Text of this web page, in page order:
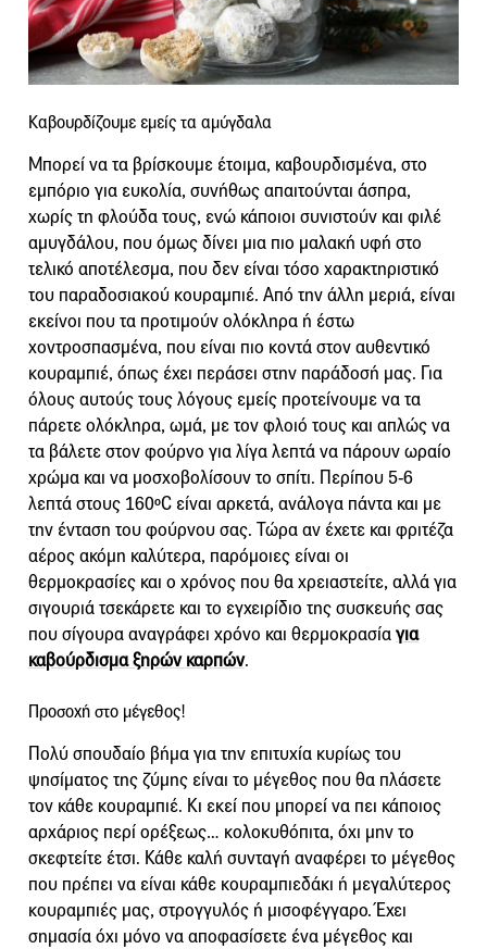
Καβουρδίζουμε εμείς τα αμύγδαλα
Μπορεί να τα βρίσκουμε έτοιμα, καβουρδισμένα, στο
εμπόριο για ευκολία, συνήθως απαιτούνται άσπρα,
χωρίς τη φλούδα τους, ενώ κάποιοι συνιστούν και φιλέ
αμυγδάλου, που όμως δίνει μια πιο μαλακή υφή στο
τελικό αποτέλεσμα, που δεν είναι τόσο χαρακτηριστικό
του παραδοσιακού κουραμπιέ. Από την άλλη μεριά, είναι
εκείνοι που τα προτιμούν ολόκληρα ή έστω
χοντροσπασμένα, που είναι πιο κοντά στον αυθεντικό
κουραμπιέ, όπως έχει περάσει στην παράδοσή μας. Για
όλους αυτούς τους λόγους εμείς προτείνουμε να τα
πάρετε ολόκληρα, ωμά, με τον φλοιό τους και απλώς να
τα βάλετε στον φούρνο για λίγα λεπτά να πάρουν ωραίο
χρώμα και να μοσχοβολίσουν το σπίτι. Περίπου 5-6
λεπτά στους 160ºC είναι αρκετά, ανάλογα πάντα και με
την ένταση του φούρνου σας. Τώρα αν έχετε και φριτέζα
αέρος ακόμη καλύτερα, παρόμοιες είναι οι
θερμοκρασίες και ο χρόνος που θα χρειαστείτε, αλλά για
σιγουριά τσεκάρετε και το εγχειρίδιο της συσκευής σας
που σίγουρα αναγράφει χρόνο και θερμοκρασίαγια
καβούρδισμα ξηρών καρπών.
Προσοχή στο μέγεθος!
Πολύ σπουδαίο βήμα για την επιτυχία κυρίως του
ψησίματος της ζύμης είναι το μέγεθος που θα πλάσετε
τον κάθε κουραμπιέ. Κι εκεί που μπορεί να πει κάποιος
αρχάριος περί ορέξεως… κολοκυθόπιτα, όχι μην το
σκεφτείτε έτσι. Κάθε καλή συνταγή αναφέρει το μέγεθος
που πρέπει να είναι κάθε κουραμπιεδάκι ή μεγαλύτερος
κουραμπιές μας, στρογγυλός ή μισοφέγγαρο. Έχει
σημασία όχι μόνο να αποφασίσετε ένα μέγεθος και